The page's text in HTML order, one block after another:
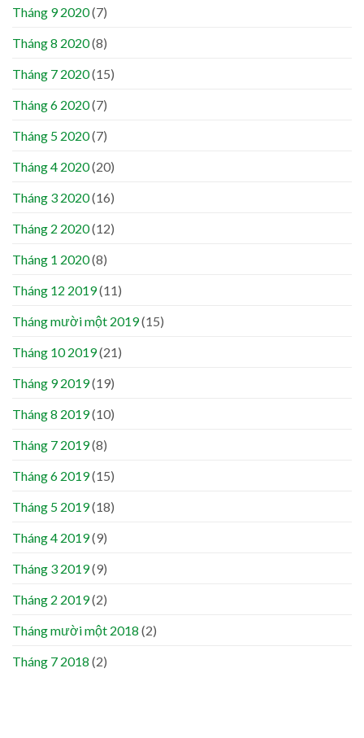
Tháng 9 2020(7)
Tháng 8 2020(8)
Tháng 7 2020(15)
Tháng 6 2020(7)
Tháng 5 2020(7)
Tháng 4 2020(20)
Tháng 3 2020(16)
Tháng 2 2020(12)
Tháng 1 2020(8)
Tháng 12 2019(11)
Tháng mười một 2019(15)
Tháng 10 2019(21)
Tháng 9 2019(19)
Tháng 8 2019(10)
Tháng 7 2019(8)
Tháng 6 2019(15)
Tháng 5 2019(18)
Tháng 4 2019(9)
Tháng 3 2019(9)
Tháng 2 2019(2)
Tháng mười một 2018 (2)
Tháng 7 2018 (2)